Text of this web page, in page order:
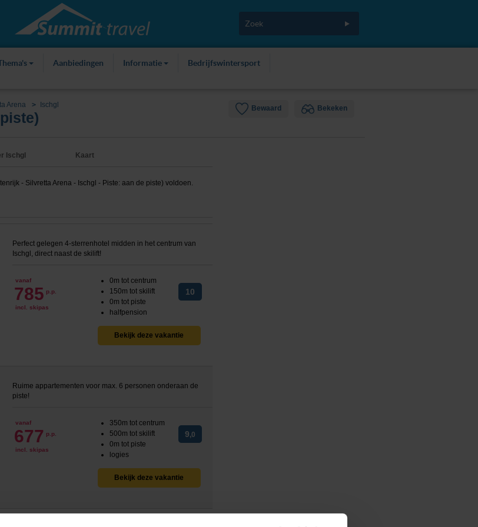
Aanbiedingen Informatie Bedrijfswintersport
Bewaard Bekeken
Arena Ischgl
Ischgl Kaart
- Silvretta Arena - Ischgl - Piste: aan de piste) voldoen.
Perfect gelegen 4-sterrenhotel midden in het centrum van
Ischgl, direct naast de skilift!
vanaf
785 p.p.
incl. skipas
0m tot centrum
150m tot skilift
0m tot piste
halfpension
10
Bekijk deze vakantie
Ruime appartementen voor max. 6 personen onderaan de
piste!
vanaf
677 p.p.
incl. skipas
350m tot centrum
500m tot skilift
0m tot piste
logies
9,0
Bekijk deze vakantie